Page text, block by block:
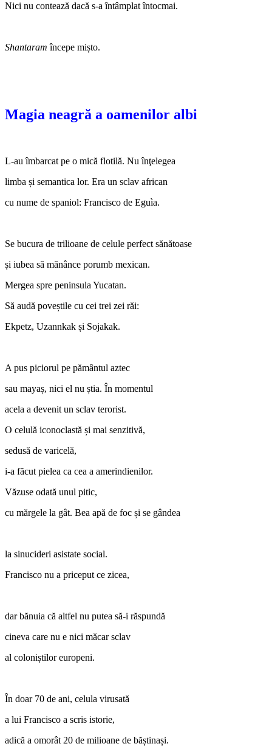
Nici nu contează dacă s‑a întâmplat întocmai.
Shantaram începe mișto.
Magia neagră a oamenilor albi
L‑au îmbarcat pe o mică flotilă. Nu înţelegea
limba și semantica lor. Era un sclav african
cu nume de spaniol: Francisco de Eguìa.
Se bucura de trilioane de celule perfect sănătoase
și iubea să mănânce porumb mexican.
Mergea spre peninsula Yucatan.
Să audă poveștile cu cei trei zei răi:
Ekpetz, Uzannkak și Sojakak.
A pus piciorul pe pământul aztec
sau mayaș, nici el nu știa. În momentul
acela a devenit un sclav terorist.
O celulă iconoclastă și mai senzitivă,
sedusă de varicelă,
i‑a făcut pielea ca cea a amerindienilor.
Văzuse odată unul pitic,
cu mărgele la gât. Bea apă de foc și se gândea
la sinucideri asistate social.
Francisco nu a priceput ce zicea,
dar bănuia că altfel nu putea să‑i răspundă
cineva care nu e nici măcar sclav
al coloniștilor europeni.
În doar 70 de ani, celula virusată
a lui Francisco a scris istorie,
adică a omorât 20 de milioane de băștinași.